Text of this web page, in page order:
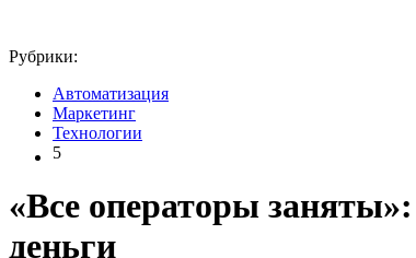
Рубрики:
Автоматизация
Маркетинг
Технологии
5
«Все операторы
деньги